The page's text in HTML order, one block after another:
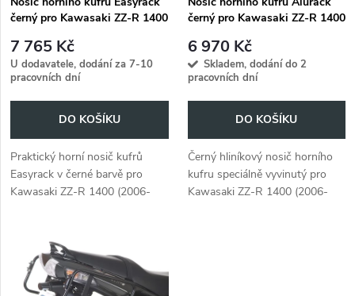
p
r
o
d
u
p
r
o
d
u
černý pro Kawasaki ZZ-R 1400
7 765 Kč
U dodavatele, dodání za 7-10
pracovních dní
DO KOŠÍKU
Praktický horní nosič kufrů
Easyrack v černé barvě pro
Kawasaki ZZ-R 1400 (2006-
černý pro Kawasaki ZZ-R 1400
6 970 Kč
Skladem, dodání do 2
pracovních dní
DO KOŠÍKU
Černý hliníkový nosič horního
kufru speciálně vyvinutý pro
Kawasaki ZZ-R 1400 (2006-